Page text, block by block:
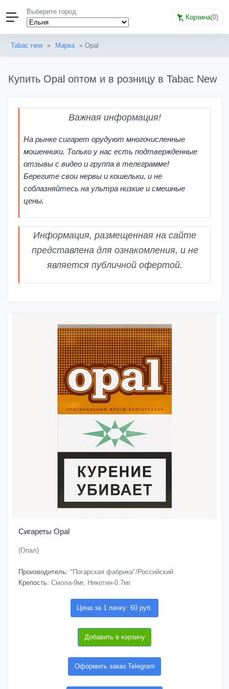
Выберите город:
Корзина(0)
Tabac new » Марка » Opal
Купить Opal оптом и в розницу в Tabac New
Важная информация!
На рынке сигарет орудуют многочисленные
мошенники. Только у нас есть подтвержденные
отзывы с видео и группа в телеграмме!
Берегите свои нервы и кошельки, и не
соблазняйтесь на ультра низкие и смешные
цены.
Информация, размещенная на сайте
представлена для ознакомления, и не
является публичной офертой.
Сигареты Opal
(Опал)
Производитель: "Погарская фабрика"/Российский
Крепость: Смола-9мг, Никотин-0.7мг
Цена за 1 пачку: 60 руб.
Добавить в корзину
Оформить заказ Telegram